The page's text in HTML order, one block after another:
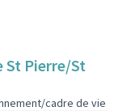
St Pierre/St
cadre de vie